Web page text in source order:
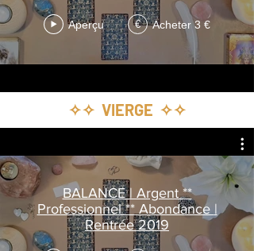
Aperçu € Acheter 3 €
✧✧ VIERGE ✧✧
BALANCE | Argent **
Professionnel ** Abondance |
Rentrée 2019